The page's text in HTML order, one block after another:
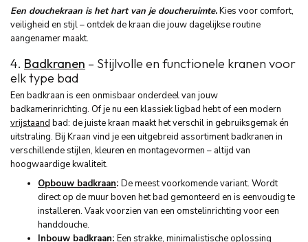
Een douchekraan is het hart van je doucheruimte.Kies voor comfort,
veiligheid en stijl – ontdek de kraan die jouw dagelijkse routine
aangenamer maakt.
4. Badkranen – Stijlvolle en functionele kranen voor
elk type bad
Een badkraan is een onmisbaar onderdeel van jouw
badkamerinrichting. Of je nu een klassiek ligbad hebt of een modern
vrijstaand bad: de juiste kraan maakt het verschil in gebruiksgemak én
uitstraling. Bij Kraan vind je een uitgebreid assortiment badkranen in
verschillende stijlen, kleuren en montagevormen – altijd van
hoogwaardige kwaliteit.
Opbouw badkraan: De meest voorkomende variant. Wordt
direct op de muur boven het bad gemonteerd en is eenvoudig te
installeren. Vaak voorzien van een omstelinrichting voor een
handdouche.
Inbouw badkraan: Een strakke, minimalistische oplossing